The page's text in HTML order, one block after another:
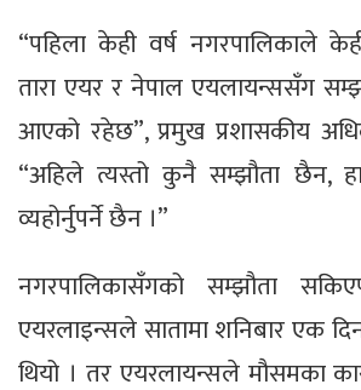
“पहिला केही वर्ष नगरपालिकाले
तारा एयर र नेपाल एयलायन्ससँग
आएको रहेछ”, प्रमुख प्रशासकीय
“अहिले त्यस्तो कुनै सम्झौता छैन,
व्यहोर्नुपर्ने छैन ।”
नगरपालिकासँगको सम्झौता
एयरलाइन्सले सातामा शनिबार एक
थियो । तर एयरलायन्सले मौसमका